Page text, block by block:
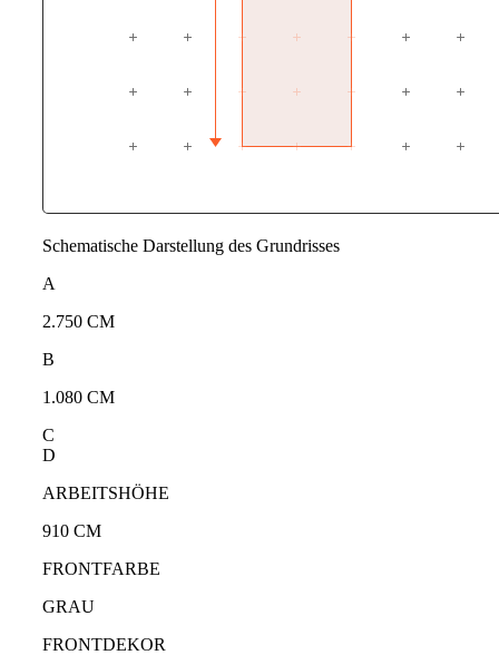
Schematische Darstellung des Grundrisses
A
2.750 CM
B
1.080 CM
C
D
ARBEITSHÖHE
910 CM
FRONTFARBE
GRAU
FRONTDEKOR